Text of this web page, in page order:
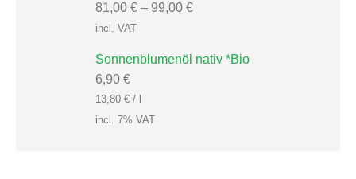
81,00 € – 99,00 €
incl. VAT
Sonnenblumenöl nativ *Bio
6,90 €
13,80 € /
incl. 7% VAT